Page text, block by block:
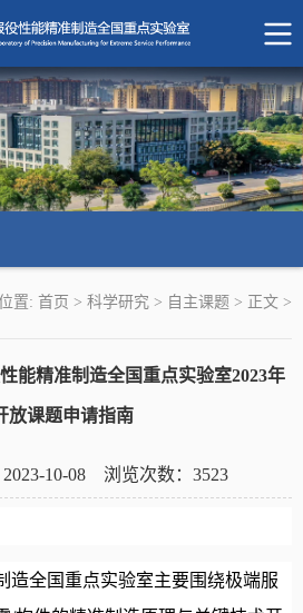
置: 首页 > 科学研究 > 自主课题 > 正文 >
能精准制造全国重点实验室2023年
放课题申请指南
10-08 浏览次数： 3523
造全国重点实验室主要围绕极端服